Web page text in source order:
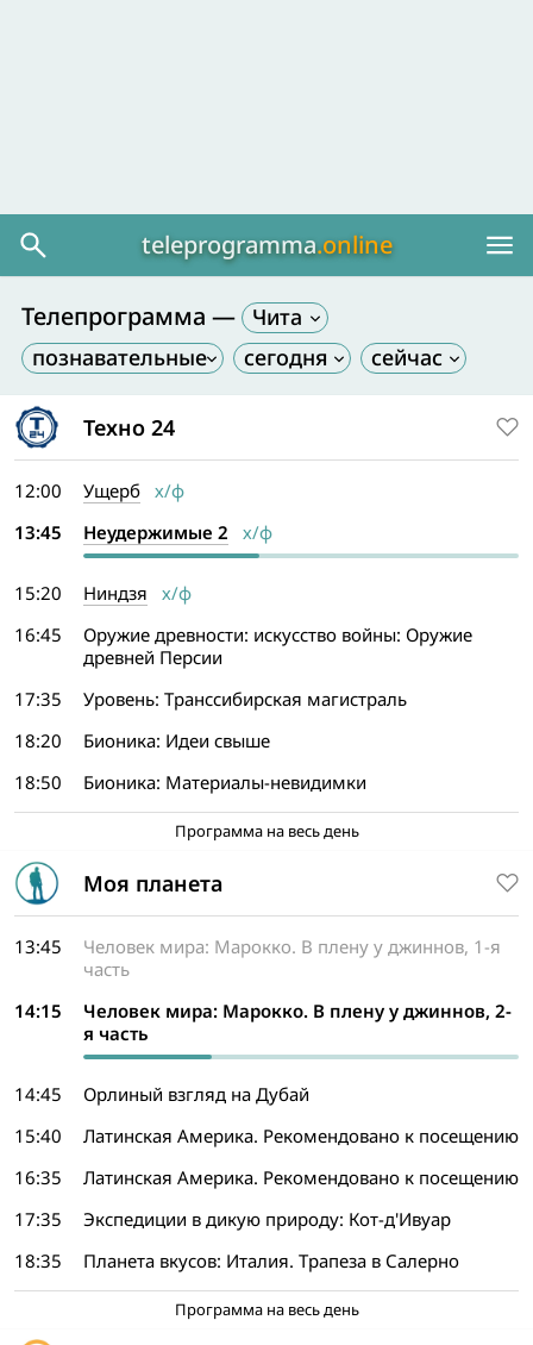
teleprogramma.online
Телепрограмма — Чита
Техно 24
12:00 Ущерб х/ф
13:45
Неудержимые 2 х/ф
15:20 Ниндзя х/ф
16:45
Оружие древности: искусство войны: Оружие
древней Персии
17:35
Уровень: Транссибирская магистраль
18:20
Бионика: Идеи свыше
18:50
Бионика: Материалы-невидимки
Программа на весь день
Моя планета
13:45
Человек мира: Марокко. В плену у джиннов, 1-я
часть
14:15
Человек мира: Марокко. В плену у джиннов, 2-
я часть
14:45
Орлиный взгляд на Дубай
15:40
Латинская Америка. Рекомендовано к посещению
16:35
Латинская Америка. Рекомендовано к посещению
17:35
Экспедиции в дикую природу: Кот-д'Ивуар
18:35
Планета вкусов: Италия. Трапеза в Салерно
Программа на весь день